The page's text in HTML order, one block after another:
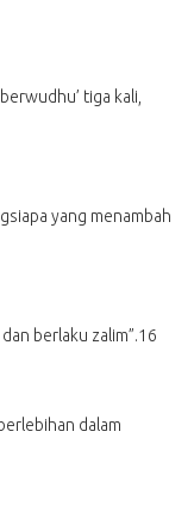
tiga kali,
yang menambah
berlaku zalim”.16
dalam